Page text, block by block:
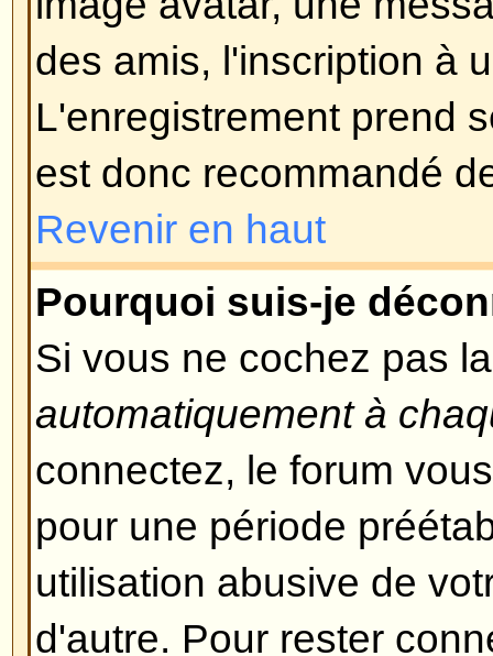
Ne paniquez pas ! Si votre mot
retrouvé, il peut par contre être
faire, aller sur la page de
oublié mon mot de passe
, puis
et vous devriez pouvoir vous
temps.
Revenir en haut
Je me suis inscrit mais ne
Premièrement, vérifiez que vous
correctement vos nom
S'ils ont correctement été
possibilités. Si le support
vous avez cliqué sur le lienJ'ai
moment de l'enregistrement,
les instructions que vous avez